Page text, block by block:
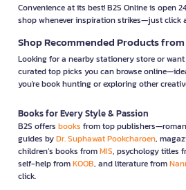
Convenience at its best! B2S Online is open
shop whenever inspiration strikes—just click
Shop Recommended Products from
Looking for a nearby stationery store or want
curated top picks you can browse
you're book hunting or exploring other
Books for Every Style & Passion
B2S offers books from top
guides byDr. Suphawat Pookcharoen,
children’s books fromMIS, psychology titles
self-help fromKOOB, and literature from
click.